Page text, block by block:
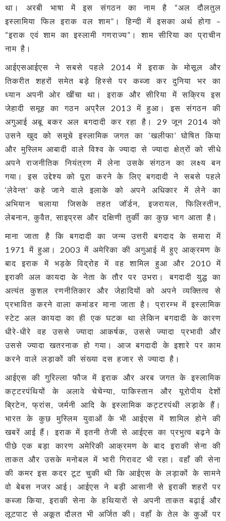
था। अरबी भाषा में इस संगठन का नाम है “अल दौलतुल
इस्लामिया फिल इराक वल शाम”। हिन्दी में इसका अर्थ होगा –
“इराक एवं शाम का इस्लामी गणराज्य”। शाम सीरिया का प्राचीन
नाम है।
आईएसआईएस ने सबसे पहले 2014 में इराक के मोसूल और
तिकरीत शहरों समेत बड़े हिस्से पर कब्जा कर दुनिया भर का
ध्यान अपनी ओर खींचा था। इराक और सीरिया में सक्रिय इस
जेहादी समूह का गठन अप्रैल 2013 में हुआ। इस संगठन की
अगुआई अबू बकर अल बगदादी कर रहा है। 29 जून 2014 को
उसने खुद को समूचे इस्लामिक जगत का ‘खलीफा’ घोषित किया
और मुस्लिम आबादी वाले विश्व के ज्यादा से ज्यादा क्षेत्रों को सीधे
अपने राजनीतिक नियंत्रण में लेना उसके संगठन का लक्ष्य बन
गया। इस उद्देश्य को पूरा करने के लिए बगदादी ने सबसे पहले
‘लेवेन्त’ कहे जाने वाले इलाके को अपने अधिकार में लेने का
अभियान चलाया जिसके तहत जॉर्डन, इजरायल, फिलिस्तीन,
लेबनान, कुवैत, साइप्रस और दक्षिणी तुर्की का कुछ भाग आता है।
माना जाता है कि बगदादी का जन्म उत्तरी बगदाद के समारा में
1971 में हुआ। 2003 में अमेरिका की अगुआई में हुए आक्रमण के
बाद इराक में भड़के विद्रोह में वह शामिल हुआ और 2010 में
इराकी अल कायदा के नेता के तौर पर उभरा। बगदादी युद्ध का
अत्यंत कुशल रणनीतिकार और जेहादियों को अपने व्यक्तित्व से
प्रभावित करने वाला कमांडर माना जाता है। प्रारम्भ में इस्लामिक
स्टेट अल कायदा का ही एक घटक था लेकिन बगदादी के कारण
धीरे-धीरे वह उससे ज्यादा आकर्षक, उससे ज्यादा प्रभावी और
उससे ज्यादा खतरनाक हो गया। आज बगदादी के इशारे पर काम
करने वाले लड़ाकों की संख्या दस हजार से ज्यादा है।
आईएस की गुरिल्ला फौज में इराक और अरब जगत के इस्लामिक
कट्टरपंथियों के अलावे चेचेन्या, पाकिस्तान और यूरोपीय देशों
ब्रिटेन, फ्रांस, जर्मनी आदि के इस्लामिक कट्टरपंथी लड़ाके हैं।
भारत के कुछ मुस्लिम युवाओं के भी आईएस में शामिल होने की
खबरें आई हैं। इराक में इतनी तेजी से आईएस का प्रभुत्व बढ़ने के
पीछे एक बड़ा कारण अमेरिकी आक्रमण के बाद इराकी सेना की
ताकत और उसके मनोबल में भारी गिरावट भी रहा। वहाँ की सेना
की कमर इस कदर टूट चुकी थी कि आईएस के लड़ाकों के सामने
वो बेबस नजर आई। आईएस ने बड़ी आसानी से इराकी शहरों पर
कब्जा किया, इराकी सेना के हथियारों से अपनी ताकत बढ़ाई और
लूटपाट से अकूत दौलत भी अर्जित की। वहाँ के तेल के कुओं पर